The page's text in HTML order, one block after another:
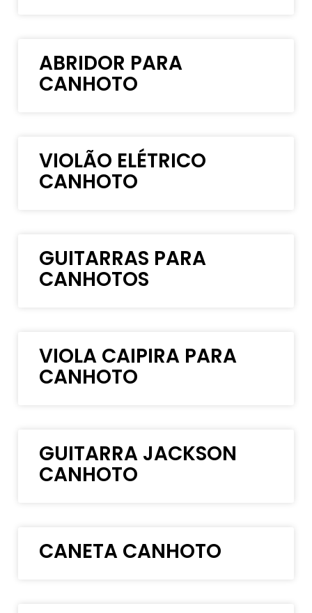
ABRIDOR PARA
CANHOTO
VIOLÃO ELÉTRICO
CANHOTO
GUITARRAS PARA
CANHOTOS
VIOLA CAIPIRA PARA
CANHOTO
GUITARRA JACKSON
CANHOTO
CANETA CANHOTO